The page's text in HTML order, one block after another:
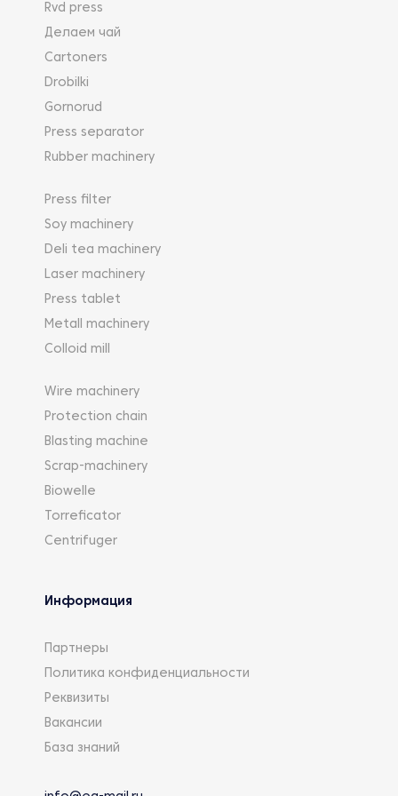
Rvd press
Делаем чай
Cartoners
Drobilki
Gornorud
Press separator
Rubber machinery
Press filter
Soy machinery
Deli tea machinery
Laser machinery
Press tablet
Metall machinery
Colloid mill
Wire machinery
Protection chain
Blasting machine
Scrap-machinery
Biowelle
Torreficator
Centrifuger
Информация
Партнеры
Политика конфиденциальности
Реквизиты
Вакансии
База знаний